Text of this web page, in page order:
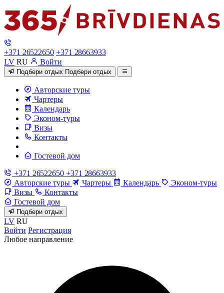
+371 26522650 +371 28663933
LV RU Войти
Подбери отдых Подбери отдых
Авторские туры
Чартеры
Календарь
Эконом-туры
Визы
Контакты
Гостевой дом
+371 26522650 +371 28663933
Авторские туры
Чартеры Календарь
Эконом-туры
Визы
Контакты
Гостевой дом
Подбери отдых
LV RU
Войти Регистрация
Любое направление